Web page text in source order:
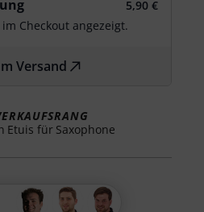
5,90 €
Checkout angezeigt.
Versand
Etuis für Saxophone